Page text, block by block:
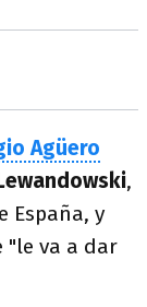
Agüero
,
España, y
"le va a dar